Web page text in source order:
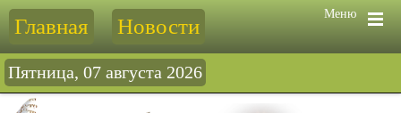
Меню
Главная Новости
Пятница, 07 августа 2026